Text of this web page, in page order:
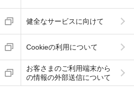
健全なサービスに向けて
Cookieの利用について
お客さまのご利用端末から
の情報の外部送信について